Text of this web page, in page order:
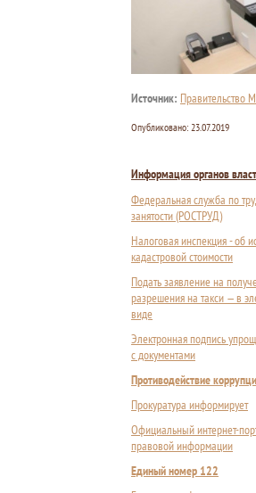
Источник: Правительство
Опубликовано: 23.07.2019
Информация органов
Федеральная служба по
занятости (РОСТРУД)
Налоговая инспекция - об
кадастровой стоимости
Подать заявление на
разрешения на такси — в
виде
Электронная подпись
с документами
Противодействие
Прокуратура информирует
Официальный интернет-
правовой информации
Единый номер 122